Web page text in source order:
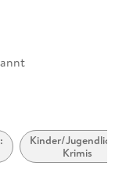
Kinder/
Krimis